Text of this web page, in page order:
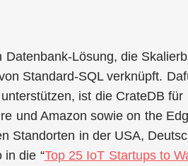
Lösung, die
Standard-SQL verknüpft.
ist die CrateDB für
und Amazon sowie on the
Standorten in der USA,
in die “Top 25 IoT Startups to